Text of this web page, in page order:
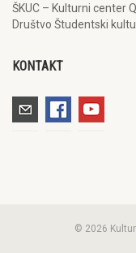
ŠKUC – Kulturni center
Društvo Študentski
KONTAKT
© 2026